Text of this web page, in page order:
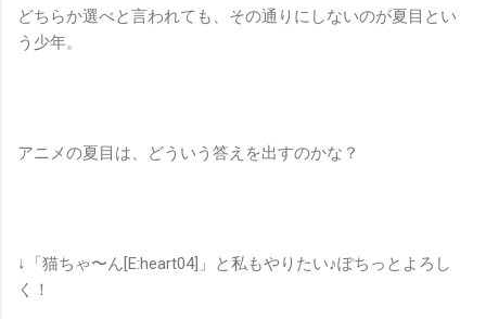
どちらか選べと言われても、その通りにしないのが夏目とい
う少年。
アニメの夏目は、どういう答えを出すのかな？
↓「猫ちゃ〜ん[E:heart04]」と私もやりたい♪ぽちっとよろし
く！